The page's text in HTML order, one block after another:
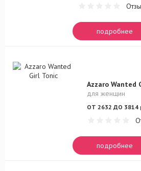
подробнее
Azzaro Wanted
для женщин
ОТ 2632 ДО 3814
подробнее